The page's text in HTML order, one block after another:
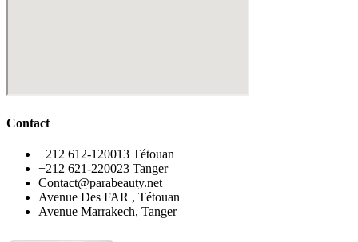
Contact
‪+212 612-120013 Tétouan
‪+212 621-220023 Tanger
Contact@parabeauty.net
Avenue Des FAR , Tétouan
Avenue Marrakech, Tanger